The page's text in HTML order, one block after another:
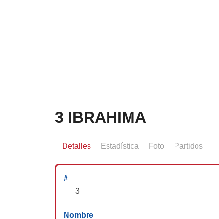
3 IBRAHIMA
Detalles Estadística Foto Partidos
#
3
Nombre